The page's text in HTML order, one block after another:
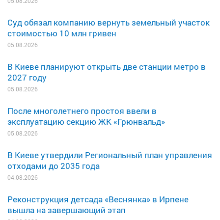
Суд обязал компанию вернуть земельный участок
стоимостью 10 млн гривен
05.08.2026
В Киеве планируют открыть две станции метро в
2027 году
05.08.2026
После многолетнего простоя ввели в
эксплуатацию секцию ЖК «Грюнвальд»
05.08.2026
В Киеве утвердили Региональный план управления
отходами до 2035 года
04.08.2026
Реконструкция детсада «Веснянка» в Ирпене
вышла на завершающий этап